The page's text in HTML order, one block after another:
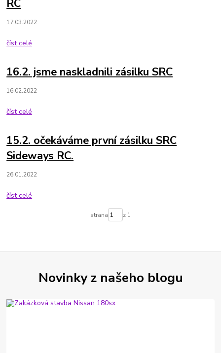
RC
17.03.2022
číst celé
16.2. jsme naskladnili zásilku SRC
16.02.2022
číst celé
15.2. očekáváme první zásilku SRC
Sideways RC.
26.01.2022
číst celé
strana z 1
Novinky z našeho blogu